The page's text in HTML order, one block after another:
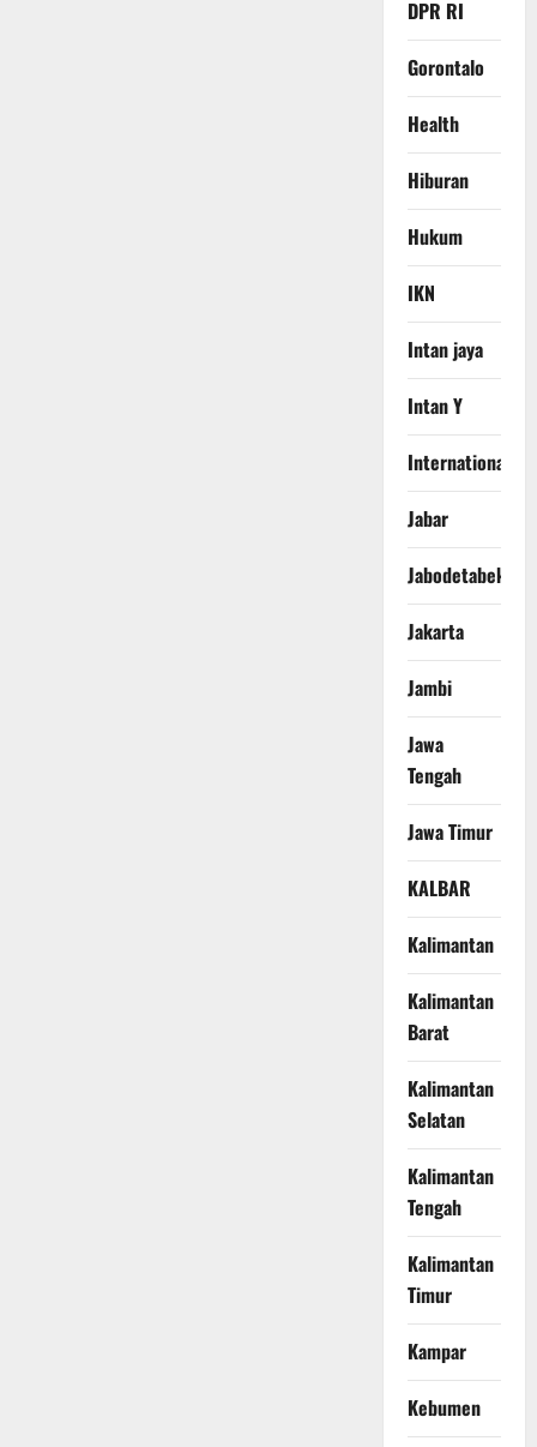
DPR RI
Gorontalo
Health
Hiburan
Hukum
IKN
Intan jaya
Intan Y
International
Jabar
Jabodetabek
Jakarta
Jambi
Jawa
Tengah
Jawa Timur
KALBAR
Kalimantan
Kalimantan
Barat
Kalimantan
Selatan
Kalimantan
Tengah
Kalimantan
Timur
Kampar
Kebumen